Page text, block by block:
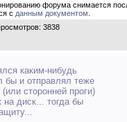
форума снимается
с данным документом
3838
каким-нибудь
бы и отправлял теже
сторонней проги)
на диск... тогда бы